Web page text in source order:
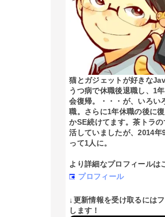
猫とガジェットが好きな
うつ病で休職後退職し、1
会復帰。・・・が、いろい
職。さらに1年休職の後に
かSE続けてます。茶トラ
活していましたが、2014年
って1人に。
より詳細なプロフィールは
プロフィール
↓更新情報を受け取るには
します！